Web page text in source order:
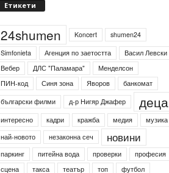
Етикети
24shumen Koncert
shumen24
Simfonieta
Агенция по заетостта
Васил Левски
Вебер
ДЛС "Паламара"
Менделсон
ПИН-код
Синя зона Яворов
банкомат
български филми
д-р Нигяр Джафер деца
интересно кадри кражба медия
музика
най-новото
незаконна сеч новини
паркинг питейна вода проверки
професия
сцена
такса театър топ футбол